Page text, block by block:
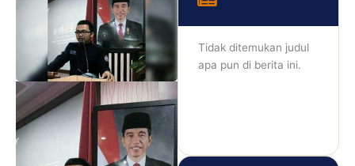
Tidak ditemukan judul
apa pun di berita ini.